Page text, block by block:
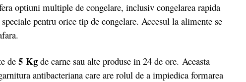
optiuni multiple de congelare, inclusiv congelarea rapida
pentru orice tip de congelare. Accesul la alimente se
de 5 Kg de carne sau alte produse in 24 de ore. Aceasta
antibacteriana care are rolul de a impiedica formarea